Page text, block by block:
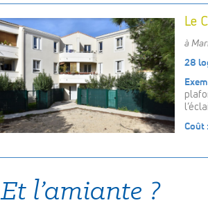
Le
à
28
Coût :
Et l’amiante ?